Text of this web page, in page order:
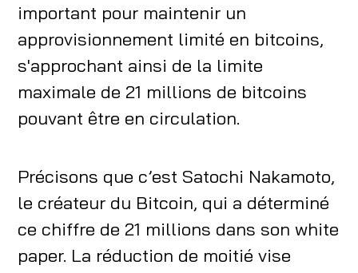
important pour maintenir un
approvisionnement limité en bitcoins,
s'approchant ainsi de la limite
maximale de 21 millions de bitcoins
pouvant être en circulation.
Précisons que c’est Satochi Nakamoto,
le créateur du Bitcoin, qui a déterminé
ce chiffre de 21 millions dans son white
paper. La réduction de moitié vise